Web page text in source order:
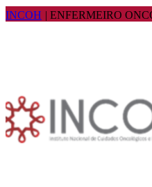
INCOH | ENFERMEIRO